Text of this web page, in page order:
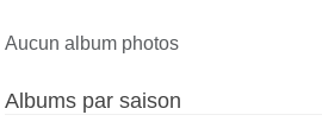
Aucun album photos
Albums par saison